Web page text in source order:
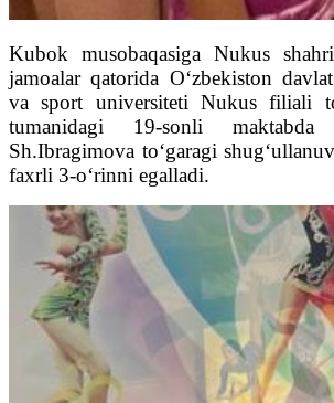
Kubok musobaqasiga Nukus
jamoalar qatorida O‘zbekiston
va sport universiteti Nukus filiali
tumanidagi 19-sonli
Sh.Ibragimova to‘garagi
faxrli 3-o‘rinni egalladi.